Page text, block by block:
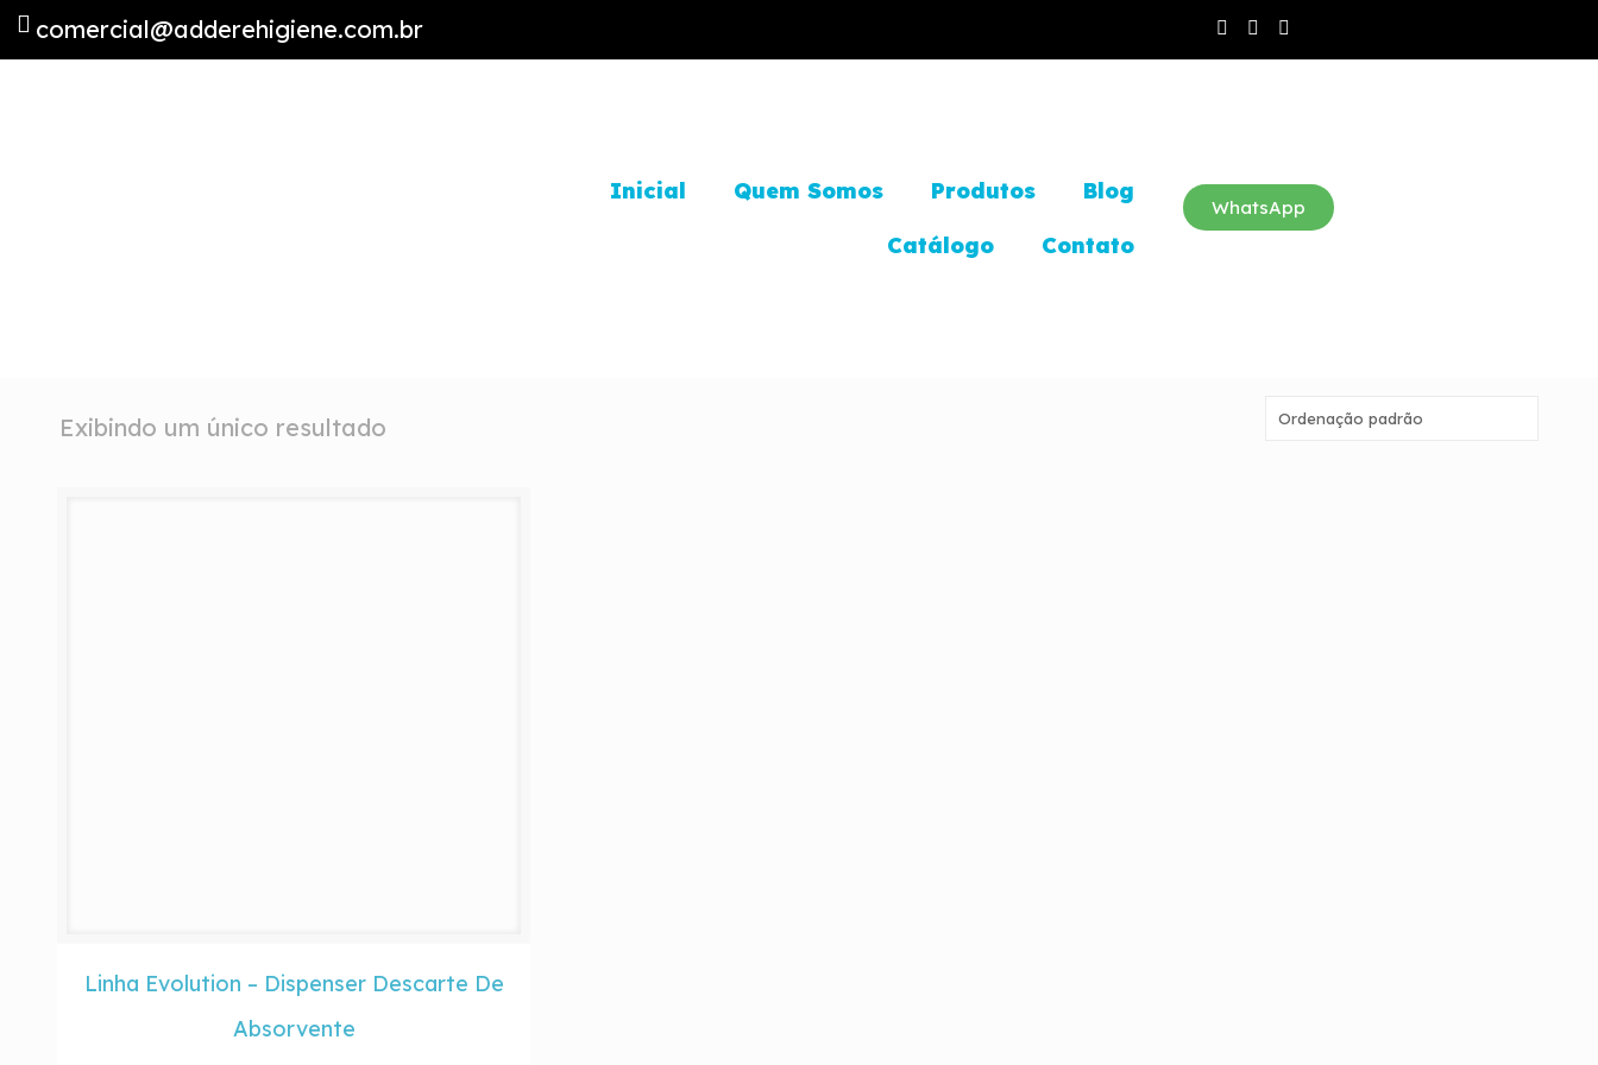
comercial@adderehigiene.com.br
Inicial Quem Somos Produtos
Blog
Catálogo
Contato
WhatsApp
Exibindo um único resultado
Linha Evolution – Dispenser Descarte De
Absorvente